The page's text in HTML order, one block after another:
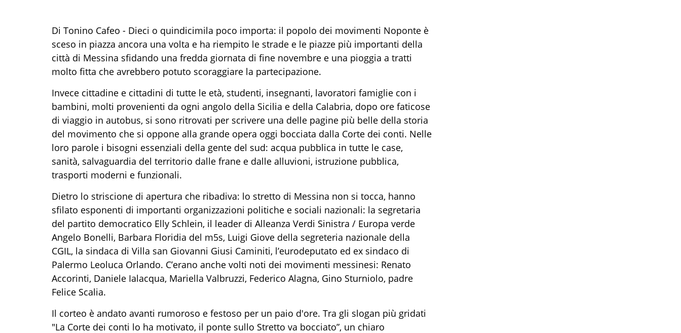
Di Tonino Cafeo - Dieci o quindicimila poco importa: il popolo dei movimenti Noponte è
sceso in piazza ancora una volta e ha riempito le strade e le piazze più importanti della
città di Messina sfidando una fredda giornata di fine novembre e una pioggia a tratti
molto fitta che avrebbero potuto scoraggiare la partecipazione.
Invece cittadine e cittadini di tutte le età, studenti, insegnanti, lavoratori famiglie con i
bambini, molti provenienti da ogni angolo della Sicilia e della Calabria, dopo ore faticose
di viaggio in autobus, si sono ritrovati per scrivere una delle pagine più belle della storia
del movimento che si oppone alla grande opera oggi bocciata dalla Corte dei conti. Nelle
loro parole i bisogni essenziali della gente del sud: acqua pubblica in tutte le case,
sanità, salvaguardia del territorio dalle frane e dalle alluvioni, istruzione pubblica,
trasporti moderni e funzionali.
Dietro lo striscione di apertura che ribadiva: lo stretto di Messina non si tocca, hanno
sfilato esponenti di importanti organizzazioni politiche e sociali nazionali: la segretaria
del partito democratico Elly Schlein, il leader di Alleanza Verdi Sinistra / Europa verde
Angelo Bonelli, Barbara Floridia del m5s, Luigi Giove della segreteria nazionale della
CGIL, la sindaca di Villa san Giovanni Giusi Caminiti, l’eurodeputato ed ex sindaco di
Palermo Leoluca Orlando. C’erano anche volti noti dei movimenti messinesi: Renato
Accorinti, Daniele Ialacqua, Mariella Valbruzzi, Federico Alagna, Gino Sturniolo, padre
Felice Scalia.
Il corteo è andato avanti rumoroso e festoso per un paio d'ore. Tra gli slogan più gridati
"La Corte dei conti lo ha motivato, il ponte sullo Stretto va bocciato”, un chiaro